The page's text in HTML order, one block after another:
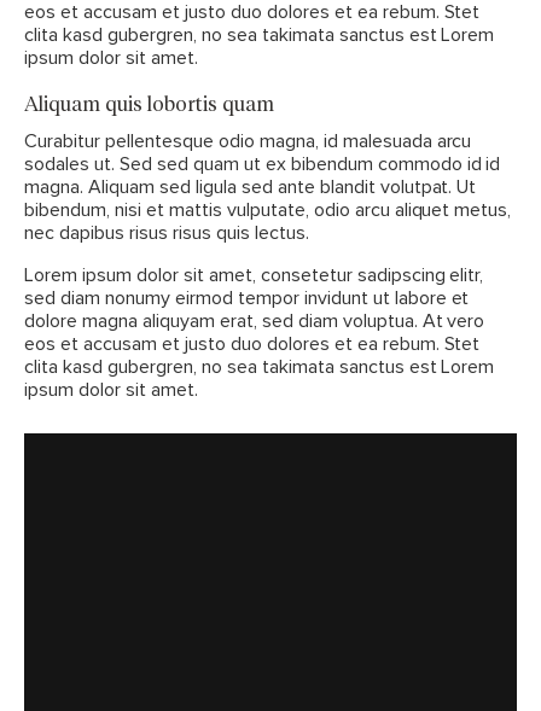
eos et accusam et justo duo dolores et ea rebum. Stet
clita kasd gubergren, no sea takimata sanctus est Lorem
ipsum dolor sit amet.
Aliquam quis lobortis quam
Curabitur pellentesque odio magna, id malesuada arcu
sodales ut. Sed sed quam ut ex bibendum commodo id id
magna. Aliquam sed ligula sed ante blandit volutpat. Ut
bibendum, nisi et mattis vulputate, odio arcu aliquet metus,
nec dapibus risus risus quis lectus.
Lorem ipsum dolor sit amet, consetetur sadipscing elitr,
sed diam nonumy eirmod tempor invidunt ut labore et
dolore magna aliquyam erat, sed diam voluptua. At vero
eos et accusam et justo duo dolores et ea rebum. Stet
clita kasd gubergren, no sea takimata sanctus est Lorem
ipsum dolor sit amet.